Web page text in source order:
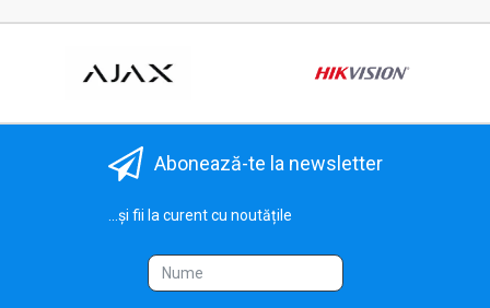
Abonează-te la newsletter
...și fii la curent cu noutățile